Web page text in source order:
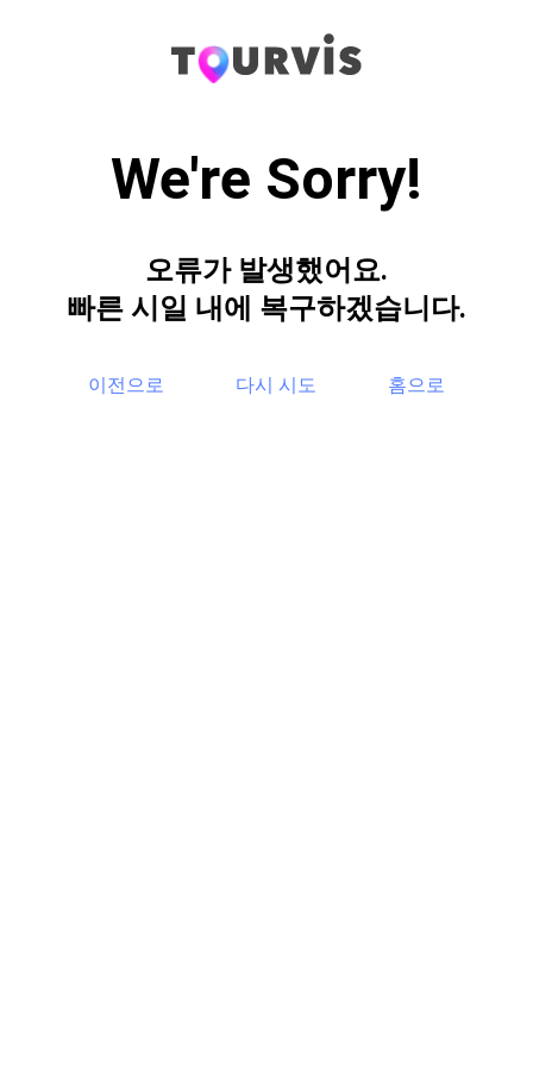
We're Sorry!
오류가 발생했어요.
빠른 시일 내에 복구하겠습니다.
이전으로 다시 시도 홈으로